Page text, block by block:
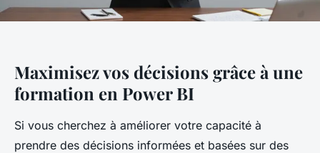
Maximisez vos décisions grâce à une
formation en Power BI
Si vous cherchez à améliorer votre capacité à
prendre des décisions informées et basées sur des